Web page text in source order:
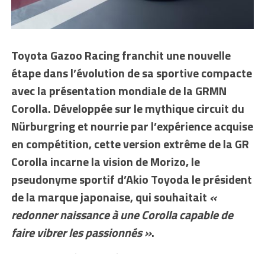
Toyota Gazoo Racing franchit une nouvelle
étape dans l’évolution de sa sportive compacte
avec la présentation mondiale de la GRMN
Corolla. Développée sur le mythique circuit du
Nürburgring et nourrie par l’expérience acquise
en compétition, cette version extrême de la GR
Corolla incarne la vision de Morizo, le
pseudonyme sportif d’Akio Toyoda le président
de la marque japonaise, qui souhaitait «
redonner naissance à une Corolla capable de
faire vibrer les passionnés ».